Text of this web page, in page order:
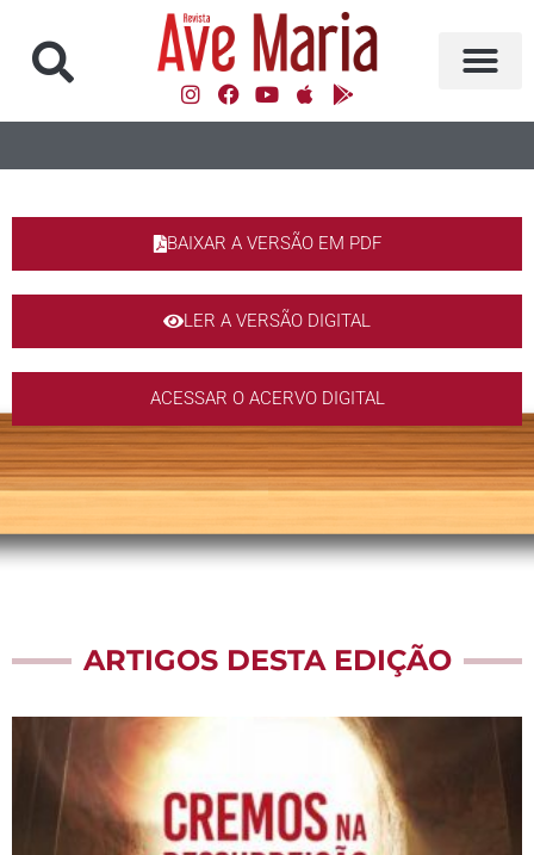
BAIXAR A VERSÃO EM PDF
LER A VERSÃO DIGITAL
ACESSAR O ACERVO DIGITAL
ARTIGOS DESTA EDIÇÃO